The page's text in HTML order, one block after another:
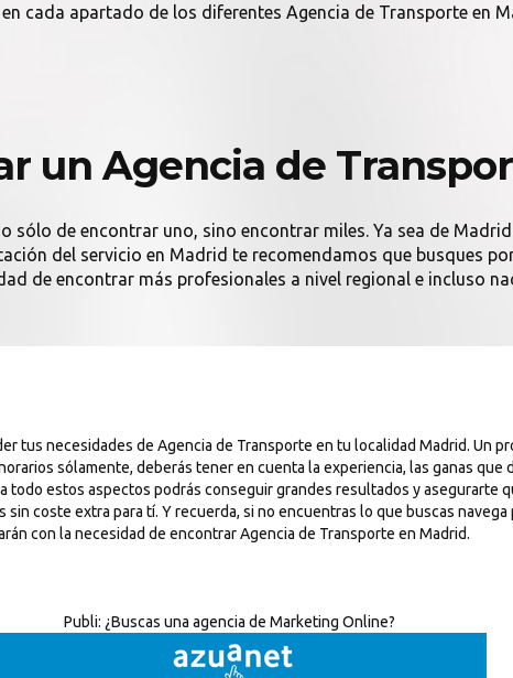
cada apartado de los diferentes Agencia de Transporte en
un Agencia de
sólo de encontrar uno, sino encontrar miles. Ya sea de
del servicio en Madrid te recomendamos que busques
de encontrar más profesionales a nivel regional e incluso
tus necesidades de Agencia de Transporte en tu localidad Madrid. Un
sólamente, deberás tener en cuenta la experiencia, las ganas
todo estos aspectos podrás conseguir grandes resultados y asegurarte
coste extra para tí. Y recuerda, si no encuentras lo que buscas
con la necesidad de encontrar Agencia de Transporte en Madrid.
Publi: ¿Buscas una agencia de Marketing Online?